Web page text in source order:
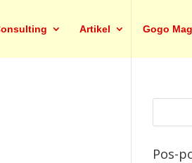
Artikel Gogo
Pos-